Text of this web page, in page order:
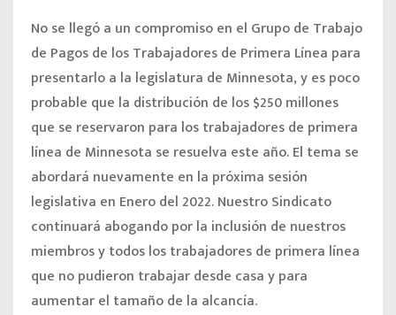
No se llegó a un compromiso en el Grupo de Trabajo
de Pagos de los Trabajadores de Primera Línea para
presentarlo a la legislatura de Minnesota, y es poco
probable que la distribución de los $250 millones
que se reservaron para los trabajadores de primera
línea de Minnesota se resuelva este año. El tema se
abordará nuevamente en la próxima sesión
legislativa en Enero del 2022. Nuestro Sindicato
continuará abogando por la inclusión de nuestros
miembros y todos los trabajadores de primera línea
que no pudieron trabajar desde casa y para
aumentar el tamaño de la alcancía.